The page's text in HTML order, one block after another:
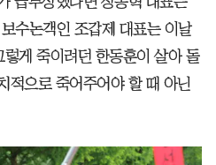
수논객인 조갑제 대표는 이날
게 죽이려던 한동훈이 살아 돌
적으로 죽어주어야 할 때 아닌